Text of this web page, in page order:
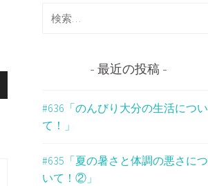
検
最近の投稿
#636「のんびり大分の生活につい
て！」
#635「夏の暑さと体調の悪さにつ
いて！②」